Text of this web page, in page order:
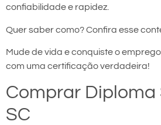
confiabilidade e rapidez.
Quer saber como? Confira esse
Mude de vida e conquiste o
com uma certificação verdadeira!
Comprar Diploma
SC